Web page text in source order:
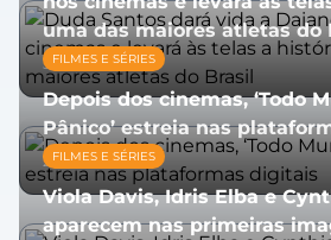
uma das maiores atletas do
31/07/2026
FILMES E SÉRIES
Depois dos cinemas, ‘Todo
Pânico’ estreia nas
23/07/2026
FILMES E SÉRIES
Viola Davis, Idris Elba e
aparecem nas primeiras